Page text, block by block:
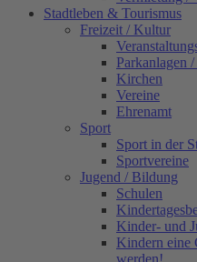
Stadtleben & Tourismus
Freizeit / Kultur
Parkanlagen
Kirchen
Vereine
Ehrenamt
Sport
Sport in der
Sportvereine
Jugend / Bildung
Schulen
Kinder- und
Kindern eine
werden!